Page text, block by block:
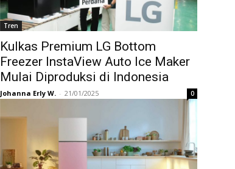
Tren
Kulkas Premium LG Bottom
Freezer InstaView Auto Ice Maker
Mulai Diproduksi di Indonesia
Johanna Erly W. - 21/01/2025 0